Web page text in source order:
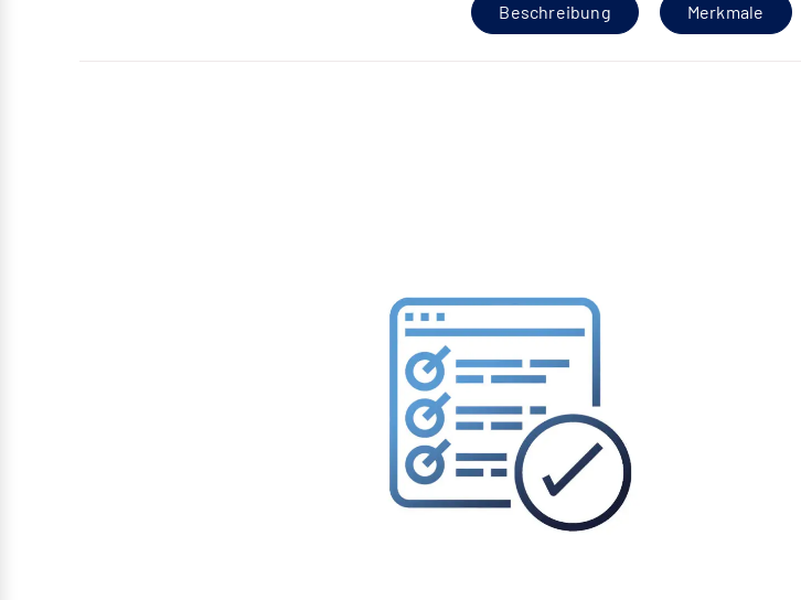
Beschreibung Merkmale